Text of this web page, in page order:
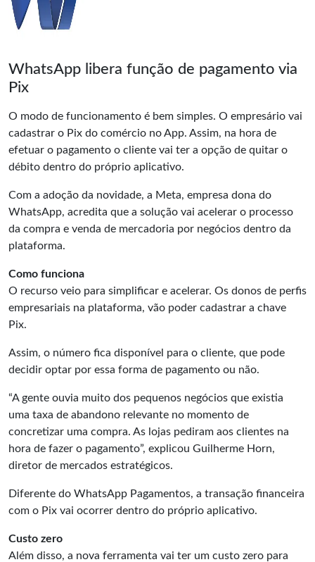
WhatsApp libera função de pagamento via
Pix
O modo de funcionamento é bem simples. O empresário vai
cadastrar o Pix do comércio no App. Assim, na hora de
efetuar o pagamento o cliente vai ter a opção de quitar o
débito dentro do próprio aplicativo.
Com a adoção da novidade, a Meta, empresa dona do
WhatsApp, acredita que a solução vai acelerar o processo
da compra e venda de mercadoria por negócios dentro da
plataforma.
Como funciona
O recurso veio para simplificar e acelerar. Os donos de perfis
empresariais na plataforma, vão poder cadastrar a chave
Pix.
Assim, o número fica disponível para o cliente, que pode
decidir optar por essa forma de pagamento ou não.
“A gente ouvia muito dos pequenos negócios que existia
uma taxa de abandono relevante no momento de
concretizar uma compra. As lojas pediram aos clientes na
hora de fazer o pagamento”, explicou Guilherme Horn,
diretor de mercados estratégicos.
Diferente do WhatsApp Pagamentos, a transação financeira
com o Pix vai ocorrer dentro do próprio aplicativo.
Custo zero
Além disso, a nova ferramenta vai ter um custo zero para